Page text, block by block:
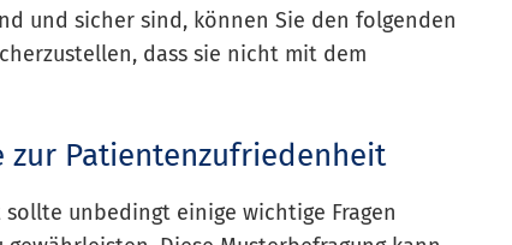
und sicher sind, können Sie den folgenden
dass sie nicht mit dem
zur Patientenzufriedenheit
unbedingt einige wichtige Fragen